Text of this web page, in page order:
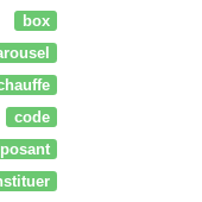
box
code